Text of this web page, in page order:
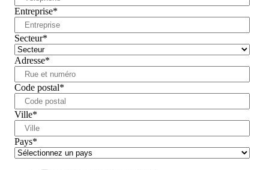
Entreprise*
Secteur*
Adresse*
Code postal*
Ville*
Pays*